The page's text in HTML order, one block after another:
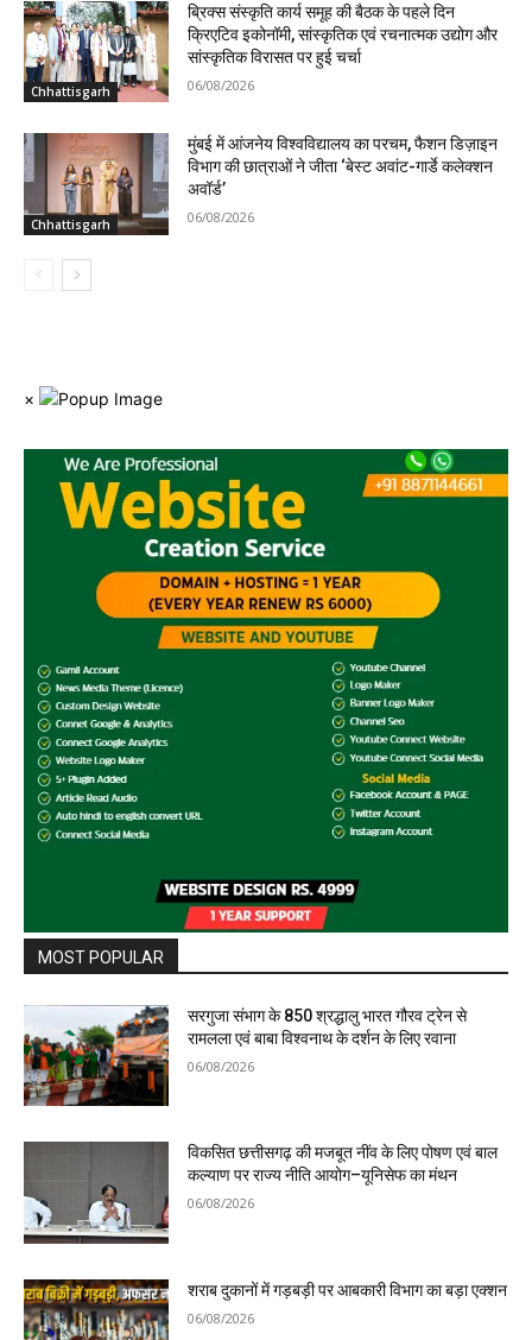
Chhattisgarh
ब्रिक्स संस्कृति कार्य समूह की बैठक के पहले दिन
क्रिएटिव इकोनॉमी, सांस्कृतिक एवं रचनात्मक उद्योग और
सांस्कृतिक विरासत पर हुई चर्चा
06/08/2026
Chhattisgarh
मुंबई में आंजनेय विश्वविद्यालय का परचम, फैशन डिज़ाइन
विभाग की छात्राओं ने जीता ‘बेस्ट अवांट-गार्डे कलेक्शन
अवॉर्ड’
06/08/2026
×
MOST POPULAR
सरगुजा संभाग के 850 श्रद्धालु भारत गौरव ट्रेन से
रामलला एवं बाबा विश्वनाथ के दर्शन के लिए रवाना
06/08/2026
विकसित छत्तीसगढ़ की मजबूत नींव के लिए पोषण एवं बाल
कल्याण पर राज्य नीति आयोग–यूनिसेफ का मंथन
06/08/2026
शराब दुकानों में गड़बड़ी पर आबकारी विभाग का बड़ा एक्शन
06/08/2026